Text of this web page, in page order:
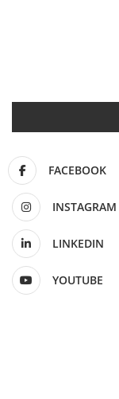
FACEBOOK
INSTAGRAM
LINKEDIN
YOUTUBE